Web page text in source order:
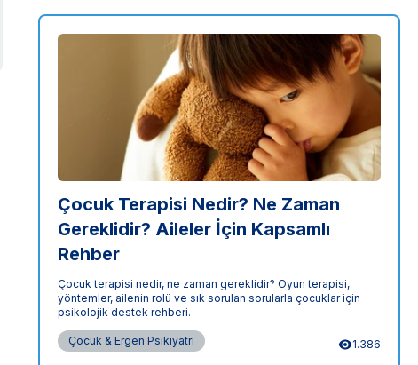
Çocuk Terapisi Nedir? Ne Zaman
Gereklidir? Aileler İçin Kapsamlı
Rehber
Çocuk terapisi nedir, ne zaman gereklidir? Oyun terapisi,
yöntemler, ailenin rolü ve sık sorulan sorularla çocuklar için
psikolojik destek rehberi.
Çocuk & Ergen Psikiyatri 1.386